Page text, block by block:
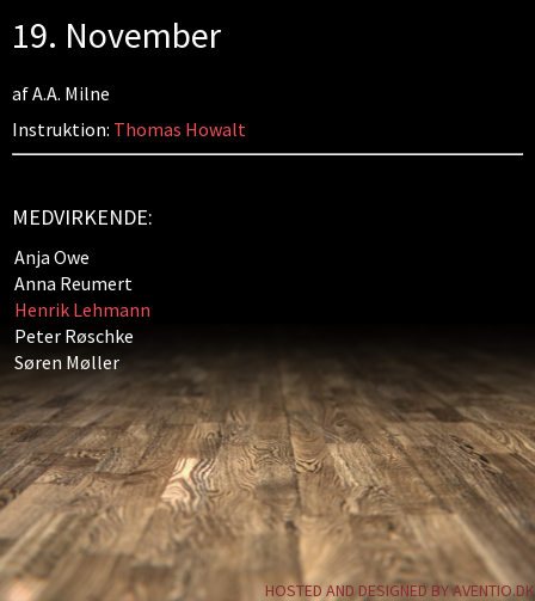
19. November
af A.A. Milne
Instruktion: Thomas Howalt
MEDVIRKENDE:
Anja Owe
Anna Reumert
Henrik Lehmann
Peter Røschke
Søren Møller
HOSTED AND DESIGNED BY AVENTIO.DK